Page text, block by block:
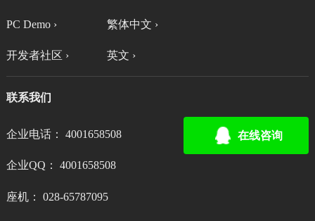
PC Demo ›
开发者社区 ›
繁体中文 ›
英文 ›
联系我们
企业电话： 4001658508
企业QQ： 4001658508
座机： 028-65787095
在线咨询